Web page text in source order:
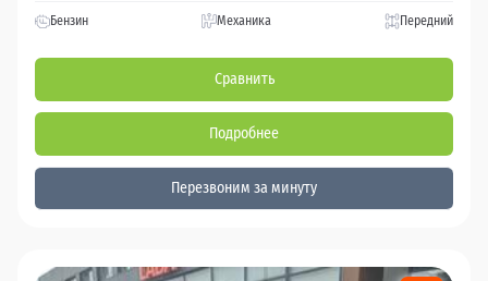
Бензин Механика Передний
Сравнить
Подробнее
Перезвоним за минуту